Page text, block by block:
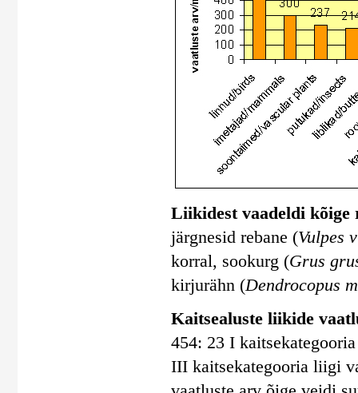
Liikidest vaadeldi kõige
järgnesid rebane (Vulpes
korral, sookurg (Grus
kirjurähn (Dendrocopus
Kaitsealuste liikide
454: 23 I
III kaitsekategooria liigi